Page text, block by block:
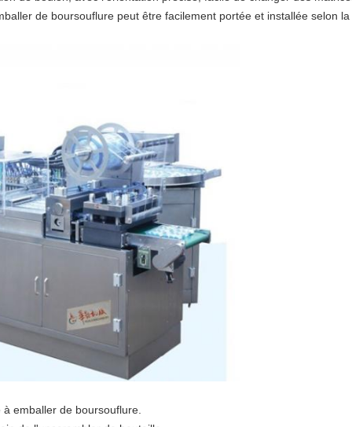
de boursouflure peut être facilement portée et installée selon la
emballer de boursouflure.